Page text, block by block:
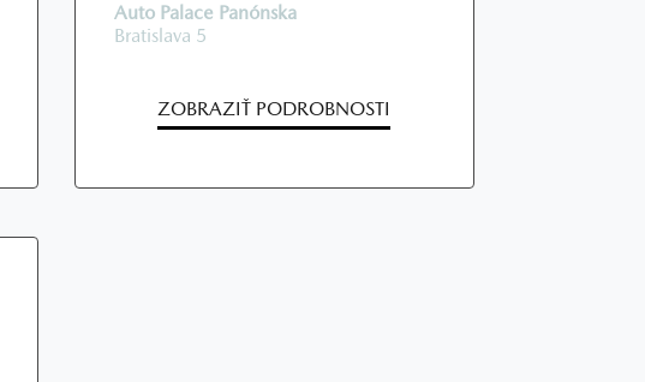
Auto Palace Panónska
Bratislava 5
ZOBRAZIŤ PODROBNOSTI